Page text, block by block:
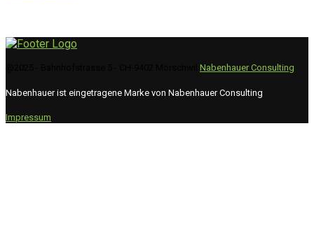
Nabenhauer Consulting
Nabenhauer ist eingetragene Marke von Nabenhauer Consulting
Impressum